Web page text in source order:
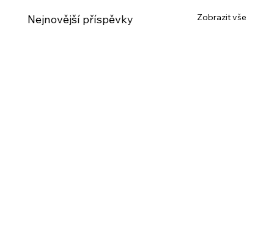
Nejnovější příspěvky Zobrazit vše